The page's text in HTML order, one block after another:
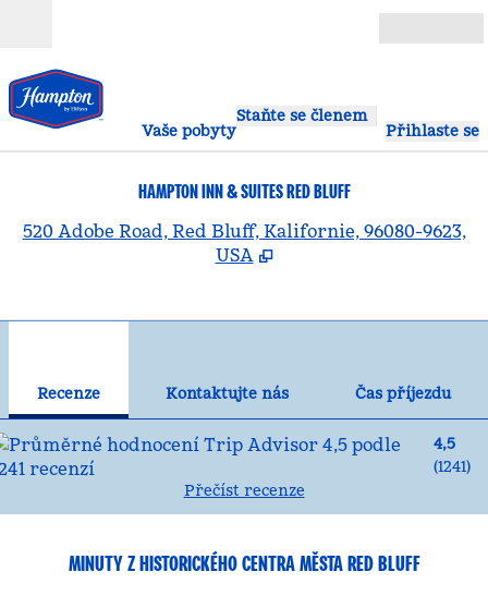
Vaše pobyty
Staňte se členem
Přihlaste se
HAMPTON INN & SUITES RED BLUFF
520 Adobe Road, Red Bluff, Kalifornie, 96080-9623,
USA
Recenze Kontaktujte nás
Čas příjezdu
4,5
(1241)
Přečíst recenze
MINUTY Z HISTORICKÉHO CENTRA MĚSTA RED BLUFF